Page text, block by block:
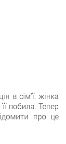
в сім’ї: жінка
побила. Тепер
про це